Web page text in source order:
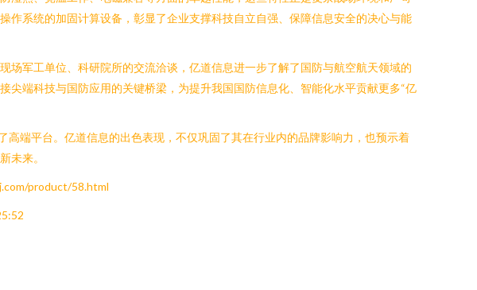
系统的加固计算设备，彰显了企业支撑科技自立自强、保障信息安全的决心与能
军工单位、科研院所的交流洽谈，亿道信息进一步了解了国防与航空航天领域的
端科技与国防应用的关键桥梁，为提升我国国防信息化、智能化水平贡献更多“亿
端平台。亿道信息的出色表现，不仅巩固了其在行业内的品牌影响力，也预示着
未来。
product/58.html